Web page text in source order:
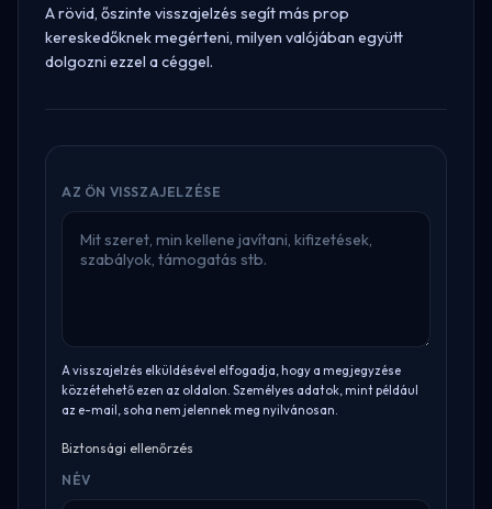
A rövid, őszinte visszajelzés segít más prop
kereskedőknek megérteni, milyen valójában együtt
dolgozni ezzel a céggel.
AZ ÖN VISSZAJELZÉSE
A visszajelzés elküldésével elfogadja, hogy a megjegyzése
közzétehető ezen az oldalon. Személyes adatok, mint például
az e-mail, soha nem jelennek meg nyilvánosan.
Biztonsági ellenőrzés
NÉV